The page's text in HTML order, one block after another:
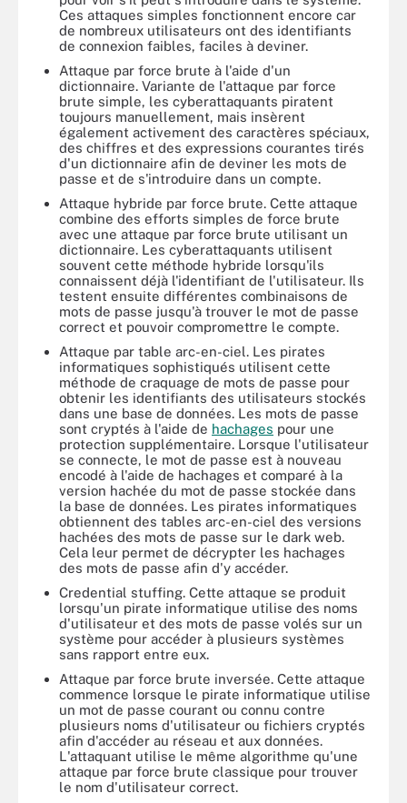
Ces attaques simples fonctionnent encore car
de nombreux utilisateurs ont des identifiants
de connexion faibles, faciles à deviner.
Attaque par force brute à l'aide d'un
dictionnaire. Variante de l'attaque par force
brute simple, les cyberattaquants piratent
toujours manuellement, mais insèrent
également activement des caractères spéciaux,
des chiffres et des expressions courantes tirés
d'un dictionnaire afin de deviner les mots de
passe et de s'introduire dans un compte.
Attaque hybride par force brute. Cette attaque
combine des efforts simples de force brute
avec une attaque par force brute utilisant un
dictionnaire. Les cyberattaquants utilisent
souvent cette méthode hybride lorsqu'ils
connaissent déjà l'identifiant de l'utilisateur. Ils
testent ensuite différentes combinaisons de
mots de passe jusqu'à trouver le mot de passe
correct et pouvoir compromettre le compte.
Attaque par table arc-en-ciel. Les pirates
informatiques sophistiqués utilisent cette
méthode de craquage de mots de passe pour
obtenir les identifiants des utilisateurs stockés
dans une base de données. Les mots de passe
sont cryptés à l'aide de hachages pour une
protection supplémentaire. Lorsque l'utilisateur
se connecte, le mot de passe est à nouveau
encodé à l'aide de hachages et comparé à la
version hachée du mot de passe stockée dans
la base de données. Les pirates informatiques
obtiennent des tables arc-en-ciel des versions
hachées des mots de passe sur le dark web.
Cela leur permet de décrypter les hachages
des mots de passe afin d'y accéder.
Credential stuffing. Cette attaque se produit
lorsqu'un pirate informatique utilise des noms
d'utilisateur et des mots de passe volés sur un
système pour accéder à plusieurs systèmes
sans rapport entre eux.
Attaque par force brute inversée. Cette attaque
commence lorsque le pirate informatique utilise
un mot de passe courant ou connu contre
plusieurs noms d'utilisateur ou fichiers cryptés
afin d'accéder au réseau et aux données.
L'attaquant utilise le même algorithme qu'une
attaque par force brute classique pour trouver
le nom d'utilisateur correct.